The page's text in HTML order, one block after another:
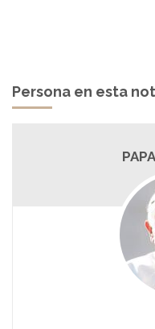
Persona en esta